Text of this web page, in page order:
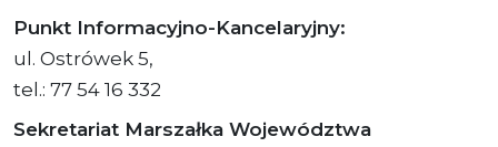
Punkt Informacyjno-Kancelaryjny:
ul. Ostrówek 5,
tel.: 77 54 16 332
Sekretariat Marszałka Województwa